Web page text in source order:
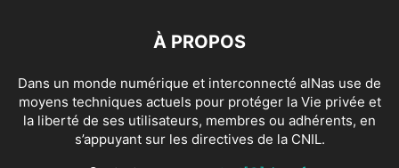
À PROPOS
Dans un monde numérique et interconnecté alNas use de
moyens techniques actuels pour protéger la Vie privée et
la liberté de ses utilisateurs, membres ou adhérents, en
s’appuyant sur les directives de la CNIL.